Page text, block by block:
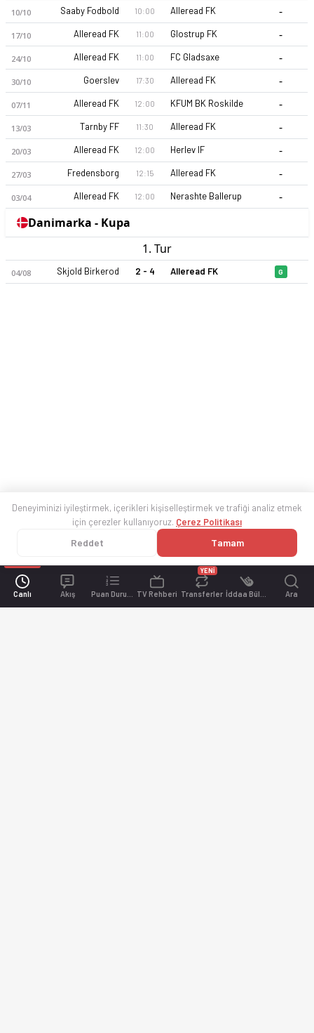
Canlı Akış TV Rehberi Transferler
YENİ
Ara
Alleread FK 26-27 sezonu | Danmarksserien
10/10 Saaby Fodbold 10:00 Alleread FK -
17/10 Alleread FK 11:00 Glostrup FK -
24/10 Alleread FK 11:00 FC Gladsaxe -
30/10 Goerslev 17:30 Alleread FK -
07/11 Alleread FK 12:00 KFUM BK Roskilde -
13/03 Tarnby FF 11:30 Alleread FK -
20/03 Alleread FK 12:00 Herlev IF -
27/03 Fredensborg 12:15 Alleread FK -
03/04 Alleread FK 12:00 Nerashte Ballerup
-
Danimarka - Kupa
1. Tur
04/08 Skjold Birkerod 2 - 4 Alleread FK G
Deneyiminizi iyileştirmek, içerikleri kişiselleştirmek ve trafiği analiz etmek
için çerezler kullanıyoruz. Çerez Politikası
Reddet Tamam